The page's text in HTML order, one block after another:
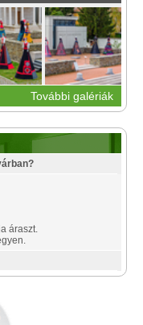
További galériák
áraszt.